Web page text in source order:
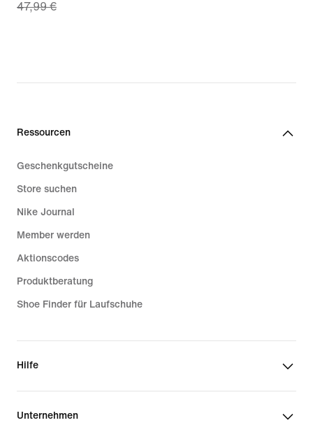
price
47,99 €
47,99 €
Ressourcen
Geschenkgutscheine
Store suchen
Nike Journal
Member werden
Aktionscodes
Produktberatung
Shoe Finder für Laufschuhe
Hilfe
Unternehmen